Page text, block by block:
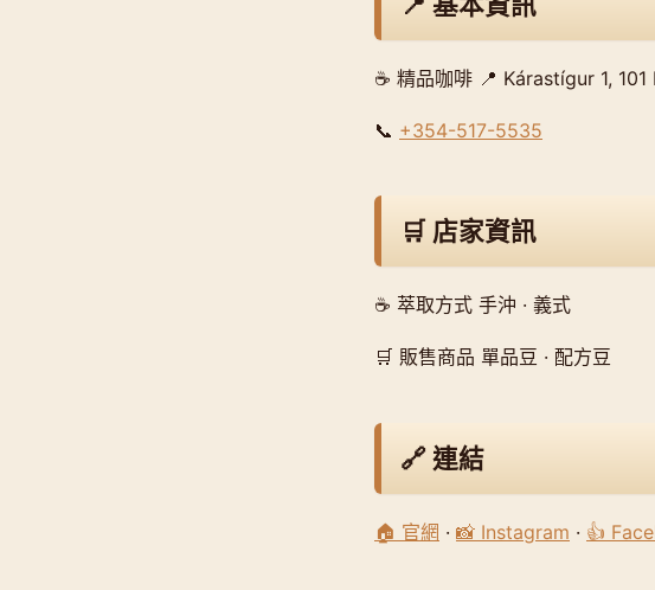
☕ 精品咖啡 📍 Kárastígur 1,
📞 +354-517-5535
🛒 店家資訊
☕ 萃取方式 手沖 · 義式
🛒 販售商品 單品豆 · 配方豆
🔗 連結
🏠 官網 · 📸 Instagram · 👍